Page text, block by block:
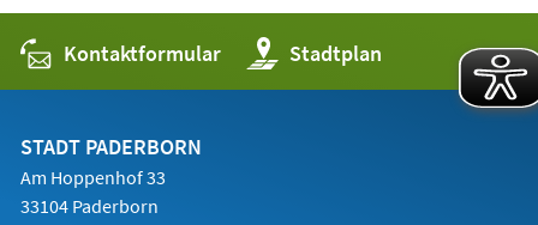
Kontaktformular Stadtplan
(Öffnet
in
einem
STADT PADERBORN
Am Hoppenhof 33
33104 Paderborn